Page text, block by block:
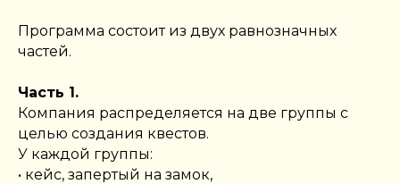
Программа состоит из двух равнозначных
частей.
Часть 1.
Компания распределяется на две группы с
целью создания квестов.
У каждой группы:
• кейс, запертый на замок,